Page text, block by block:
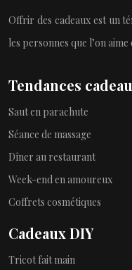
Offrir des cadeaux est un
les personnes que l’on
Tendances
Saut en parachute
Séance de massage
Dîner au restaurant
Week-end en amoureux
Coffrets cosmétiques
Cadeaux DIY
Tricot fait main